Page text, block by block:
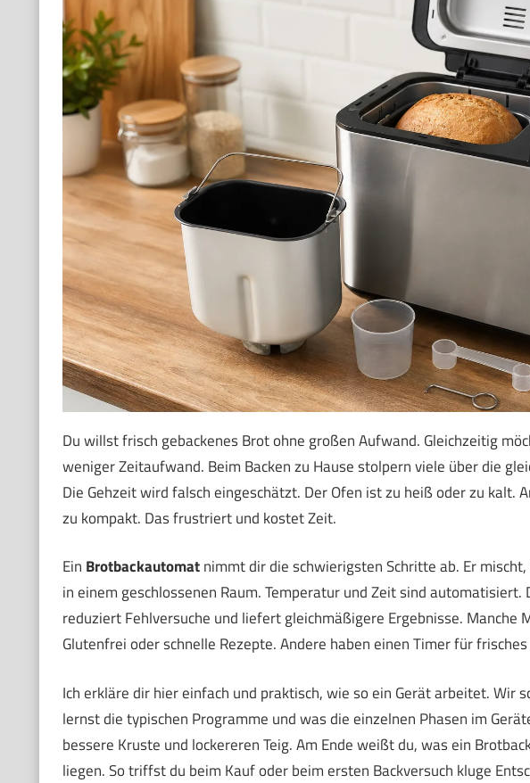
Du willst frisch gebackenes Brot ohne großen Aufwand. Gleichzeitig
weniger Zeitaufwand. Beim Backen zu Hause stolpern viele über die
Die Gehzeit wird falsch eingeschätzt. Der Ofen ist zu heiß oder zu kalt.
zu kompakt. Das frustriert und kostet Zeit.
Ein Brotbackautomatnimmt dir die schwierigsten Schritte ab. Er mischt,
in einem geschlossenen Raum. Temperatur und Zeit sind
reduziert Fehlversuche und liefert gleichmäßigere Ergebnisse. Manche
Glutenfrei oder schnelle Rezepte. Andere haben einen Timer für
Ich erkläre dir hier einfach und praktisch, wie so ein Gerät arbeitet. Wir
lernst die typischen Programme und was die einzelnen Phasen im
bessere Kruste und lockereren Teig. Am Ende weißt du, was ein
liegen. So triffst du beim Kauf oder beim ersten Backversuch kluge